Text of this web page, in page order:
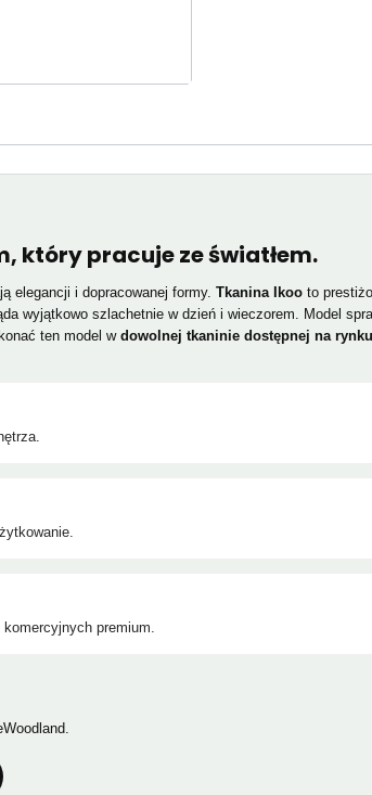
który pracuje ze światłem.
elegancji i dopracowanej formy. Tkanina Ikooto
wyjątkowo szlachetnie w dzień i wieczorem. Model
ten model wdowolnej tkaninie dostępnej na rynku
komercyjnych premium.